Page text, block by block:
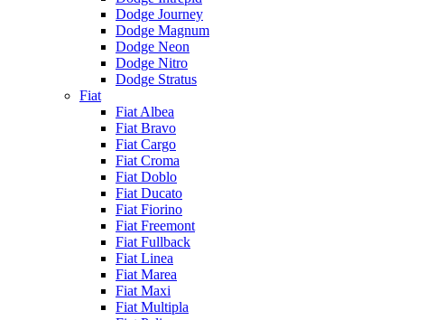
Dodge Journey
Dodge Magnum
Dodge Neon
Dodge Nitro
Dodge Stratus
Fiat
Fiat Albea
Fiat Bravo
Fiat Cargo
Fiat Croma
Fiat Doblo
Fiat Ducato
Fiat Fiorino
Fiat Freemont
Fiat Fullback
Fiat Linea
Fiat Marea
Fiat Maxi
Fiat Multipla